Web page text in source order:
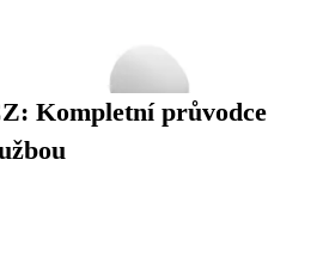
Kompletní průvodce